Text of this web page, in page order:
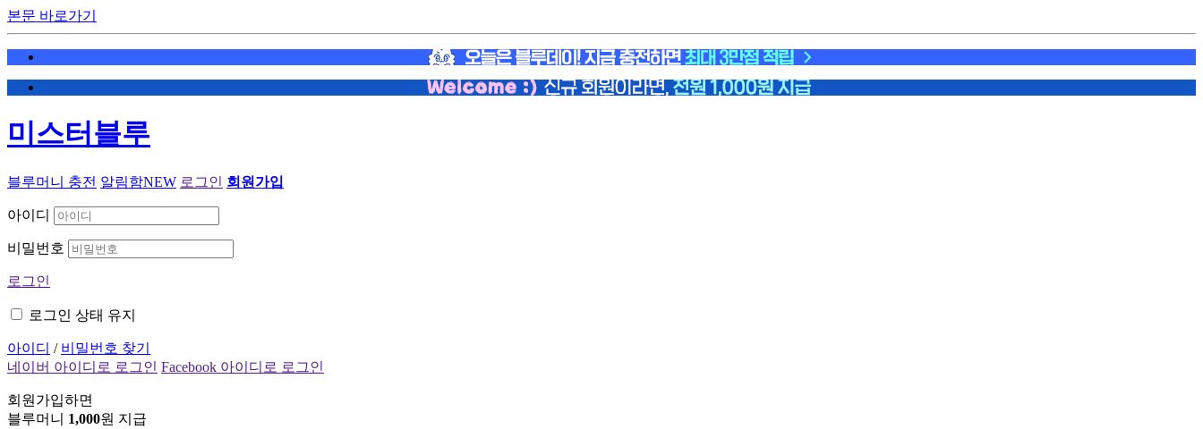
본문 바로가기
미스터블루
블루머니 충전 알림함NEW 로그인 회원가입
아이디
비밀번호
로그인
로그인 상태 유지
아이디 / 비밀번호 찾기
네이버 아이디로 로그인 Facebook 아이디로 로그인
회원가입하면
블루머니 1,000원 지급